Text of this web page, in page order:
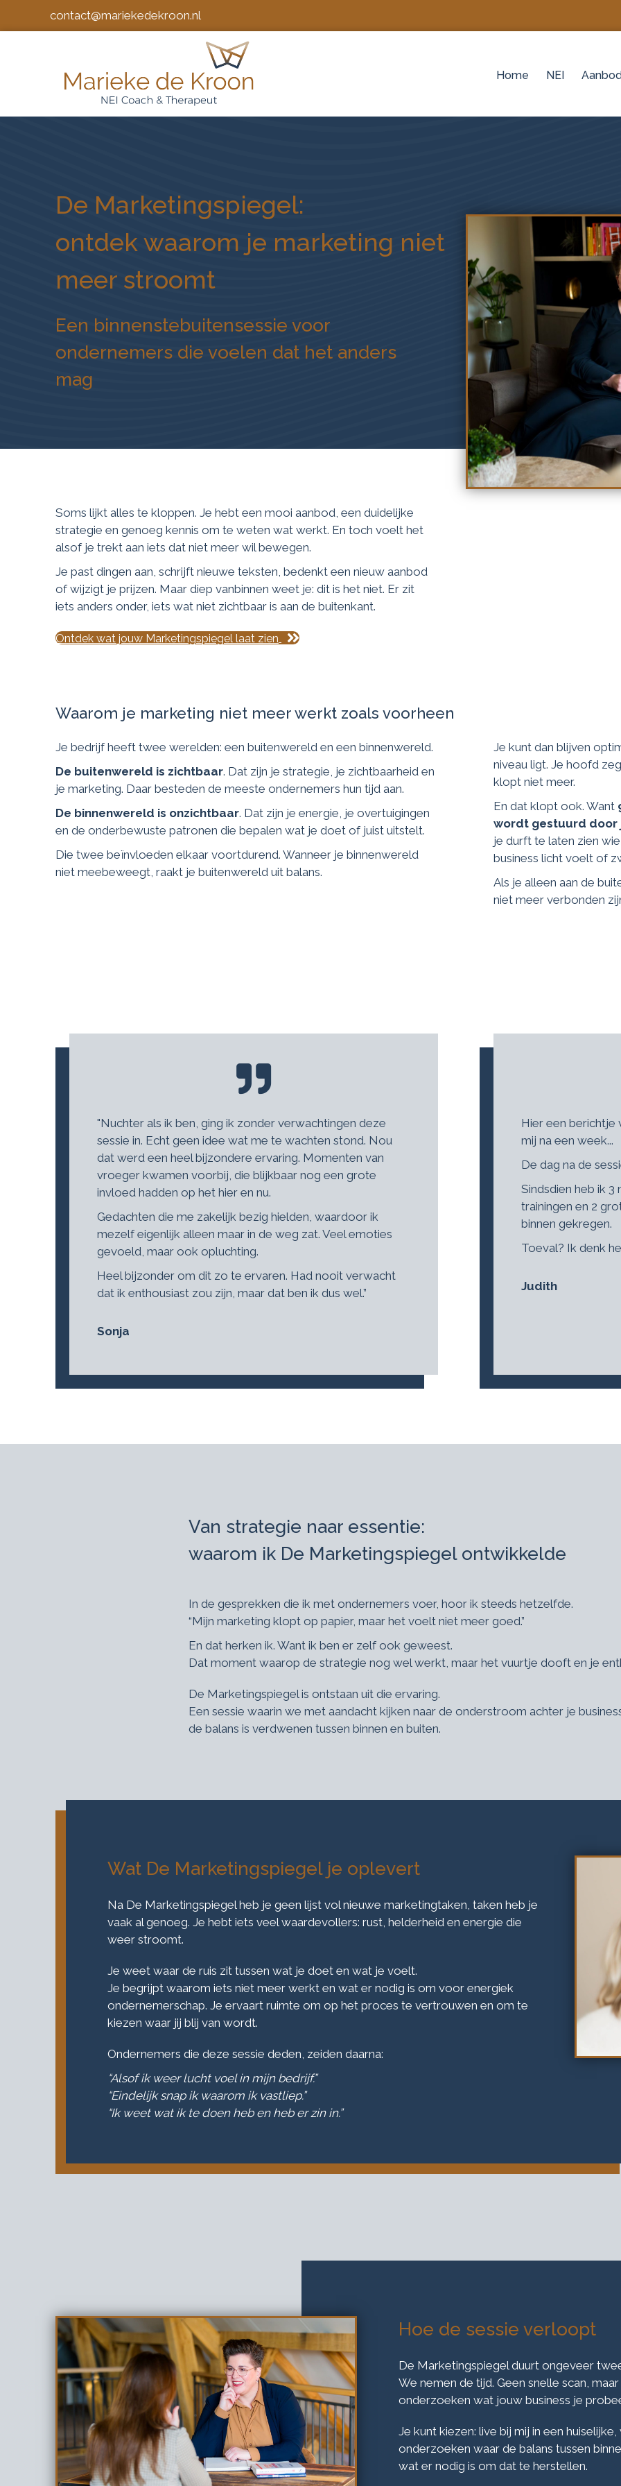
contact@mariekedekroon.nl
Home NEI Aanbod
De Marketingspiegel:
ontdek waarom je marketing niet
meer stroomt
Een binnenstebuitensessie voor
ondernemers die voelen dat het anders
mag
Soms lijkt alles te kloppen. Je hebt een mooi aanbod, een duidelijke
strategie en genoeg kennis om te weten wat werkt. En toch voelt het
alsof je trekt aan iets dat niet meer wil bewegen.
Je past dingen aan, schrijft nieuwe teksten, bedenkt een nieuw aanbod
of wijzigt je prijzen. Maar diep vanbinnen weet je: dit is het niet. Er zit
iets anders onder, iets wat niet zichtbaar is aan de buitenkant.
Ontdek wat jouw Marketingspiegel laat zien
Waarom je marketing niet meer werkt zoals voorheen
Je bedrijf heeft twee werelden: een buitenwereld en een binnenwereld.
De buitenwereld is zichtbaar. Dat zijn je strategie, je zichtbaarheid en
je marketing. Daar besteden de meeste ondernemers hun tijd aan.
De binnenwereld is onzichtbaar. Dat zijn je energie, je overtuigingen
en de onderbewuste patronen die bepalen wat je doet of juist uitstelt.
Die twee beïnvloeden elkaar voortdurend. Wanneer je binnenwereld
niet meebeweegt, raakt je buitenwereld uit balans.
Je kunt dan blijven
niveau ligt. Je hoofd
klopt niet meer.
En dat klopt ook. Want
wordt gestuurd door
je durft te laten zien
business licht voelt of
Als je alleen aan de
niet meer verbonden
"Nuchter als ik ben, ging ik zonder verwachtingen deze
sessie in. Echt geen idee wat me te wachten stond. Nou
dat werd een heel bijzondere ervaring. Momenten van
vroeger kwamen voorbij, die blijkbaar nog een grote
invloed hadden op het hier en nu.
Gedachten die me zakelijk bezig hielden, waardoor ik
mezelf eigenlijk alleen maar in de weg zat. Veel emoties
gevoeld, maar ook opluchting.
Heel bijzonder om dit zo te ervaren. Had nooit verwacht
dat ik enthousiast zou zijn, maar dat ben ik dus wel.”
Sonja
Hier een berichtje
mij na een week...
De dag na de
Sindsdien heb ik
trainingen en 2
binnen gekregen.
Toeval? Ik denk
Judith
Van strategie naar essentie:
waarom ik De Marketingspiegel ontwikkelde
In de gesprekken die ik met ondernemers voer, hoor ik steeds hetzelfde.
“Mijn marketing klopt op papier, maar het voelt niet meer goed.”
En dat herken ik. Want ik ben er zelf ook geweest.
Dat moment waarop de strategie nog wel werkt, maar het vuurtje dooft en je
De Marketingspiegel is ontstaan uit die ervaring.
Een sessie waarin we met aandacht kijken naar de onderstroom achter je
de balans is verdwenen tussen binnen en buiten.
Wat De Marketingspiegel je oplevert
Na De Marketingspiegel heb je geen lijst vol nieuwe marketingtaken, taken heb je
vaak al genoeg. Je hebt iets veel waardevollers: rust, helderheid en energie die
weer stroomt.
Je weet waar de ruis zit tussen wat je doet en wat je voelt.
Je begrijpt waarom iets niet meer werkt en wat er nodig is om voor energiek
ondernemerschap. Je ervaart ruimte om op het proces te vertrouwen en om te
kiezen waar jij blij van wordt.
Ondernemers die deze sessie deden, zeiden daarna:
“Alsof ik weer lucht voel in mijn bedrijf.”
“Eindelijk snap ik waarom ik vastliep.”
“Ik weet wat ik te doen heb en heb er zin in.”
Hoe de sessie verloopt
De Marketingspiegel duurt ongeveer
We nemen de tijd. Geen snelle scan,
onderzoeken wat jouw business je
Je kunt kiezen: live bij mij in een
onderzoeken waar de balans tussen
wat er nodig is om dat te herstellen.